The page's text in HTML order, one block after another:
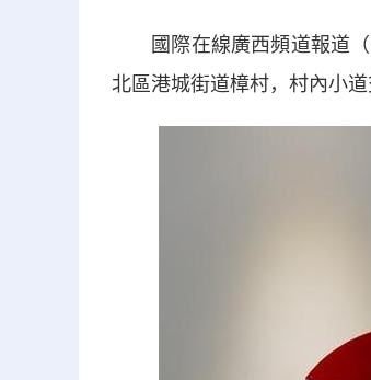
國際在線廣西頻道報道（
北區港城街道樟村，村內小